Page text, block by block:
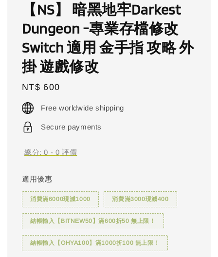
【NS】 暗黑地牢Darkest
Dungeon -專業存檔修改
Switch 適用 金手指 攻略 外
掛 遊戲修改
Regular
price
NT$ 600
Free worldwide shipping
Secure payments
總分:0 - 0 評價
適用優惠
消費滿6000現減1000 消費滿3000現減400
結帳輸入【BITNEW50】滿600折50 無上限！
結帳輸入【OHYA100】滿1000折100 無上限！